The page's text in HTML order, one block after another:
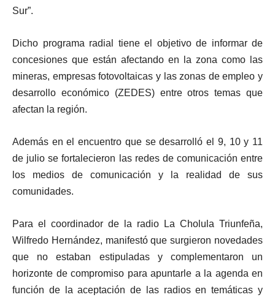
Sur”.
Dicho programa radial tiene el objetivo de informar de
concesiones que están afectando en la zona como las
mineras, empresas fotovoltaicas y las zonas de empleo y
desarrollo económico (ZEDES) entre otros temas que
afectan la región.
Además en el encuentro que se desarrolló el 9, 10 y 11
de julio se fortalecieron las redes de comunicación entre
los medios de comunicación y la realidad de sus
comunidades.
Para el coordinador de la radio La Cholula Triunfeña,
Wilfredo Hernández, manifestó que surgieron novedades
que no estaban estipuladas y complementaron un
horizonte de compromiso para apuntarle a la agenda en
función de la aceptación de las radios en temáticas y